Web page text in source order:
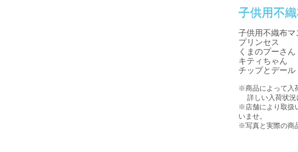
子供用不
子供用不織布マ
プリンセス
くまのプーさん
キティちゃん
チップとデール
※商品によって入
詳しい入荷状況
※店舗により取扱
いませ。
※写真と実際の商